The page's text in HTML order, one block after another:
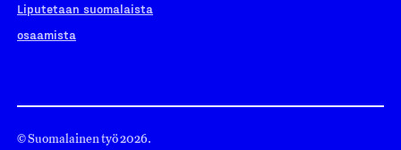
Liputetaan suomalaista
osaamista
© Suomalainen työ 2026.